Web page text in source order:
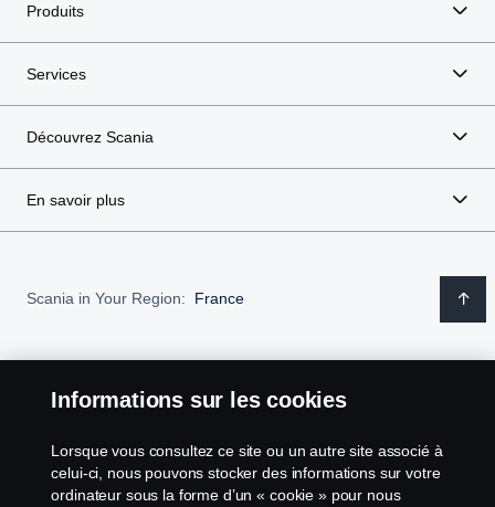
Produits
Services
Découvrez Scania
En savoir plus
Scania in Your Region: France
Déclaration de confidentialité
Informations sur les cookies
Lorsque vous consultez ce site ou un autre site associé à
celui-ci, nous pouvons stocker des informations sur votre
ordinateur sous la forme d’un « cookie » pour nous